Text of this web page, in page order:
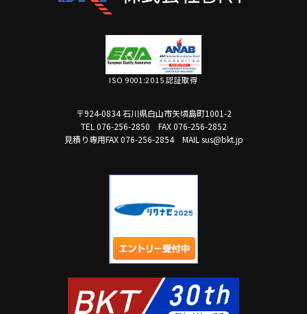
ISO 9001:2015 認証取得
〒924-0834 石川県白山市矢頃島町1001-2
TEL 076-256-2850
FAX 076-256-2852
見積り専用FAX 076-256-2854
MAIL sus@bkt.jp